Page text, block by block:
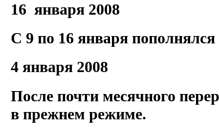
16 января 2008
С 9 по 16 января
4 января 2008
После почти месячного
в прежнем режиме.